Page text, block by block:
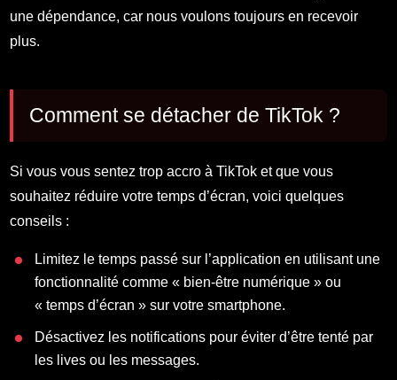
une dépendance, car nous voulons toujours en recevoir
plus.
Comment se détacher de TikTok ?
Si vous vous sentez trop accro à TikTok et que vous
souhaitez réduire votre temps d’écran, voici quelques
conseils :
Limitez le temps passé sur l’application en utilisant une
fonctionnalité comme « bien-être numérique » ou
« temps d’écran » sur votre smartphone.
Désactivez les notifications pour éviter d’être tenté par
les lives ou les messages.